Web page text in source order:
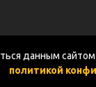
данным
политикой
данных
Чивчян М.Р.)